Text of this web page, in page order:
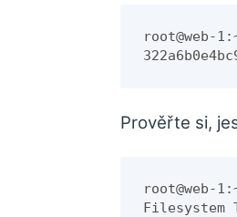
root@web-
Prověřte si,
root@web-
Filesystem